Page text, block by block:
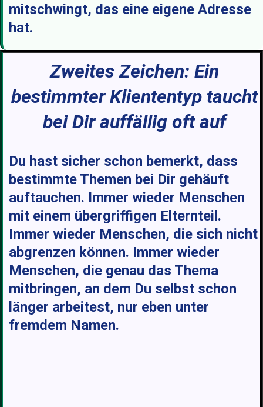
mitschwingt, das eine eigene Adresse
hat.
Zweites Zeichen: Ein
bestimmter Kliententyp taucht
bei Dir auffällig oft auf
Du hast sicher schon bemerkt, dass
bestimmte Themen bei Dir gehäuft
auftauchen. Immer wieder Menschen
mit einem übergriffigen Elternteil.
Immer wieder Menschen, die sich nicht
abgrenzen können. Immer wieder
Menschen, die genau das Thema
mitbringen, an dem Du selbst schon
länger arbeitest, nur eben unter
fremdem Namen.